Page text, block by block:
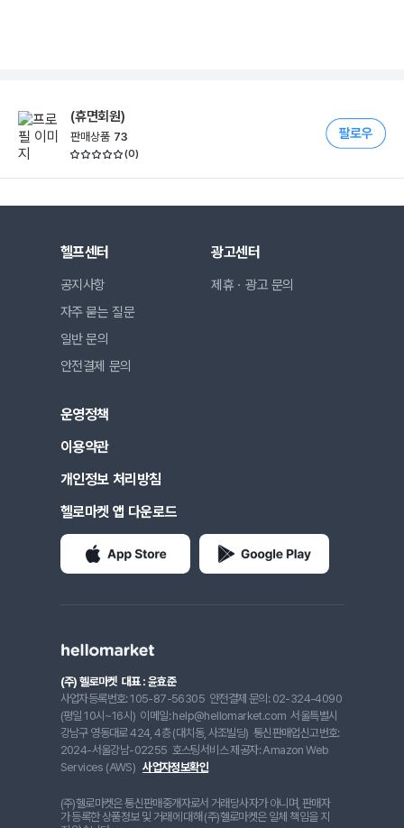
(휴면회원)
판매상품 73
(0)
헬프센터
공지사항
자주 묻는 질문
일반 문의
안전결제 문의
광고센터
제휴ㆍ광고 문의
운영정책
이용약관
개인정보 처리방침
헬로마켓 앱 다운로드
(주) 헬로마켓 대표 : 윤효준
사업자등록번호: 105-87-56305 안전결제 문의: 02-324-4090
(평일 10시~16시) 이메일: help@hellomarket.com 서울특별시
강남구 영동대로 424, 4층 (대치동, 사조빌딩) 통신판매업신고번호:
2024-서울강남-02255 호스팅서비스 제공자: Amazon Web
Services (AWS) 사업자정보확인
(주)헬로마켓은 통신판매중개자로서 거래당사자가 아니며, 판매자
가 등록한 상품정보 및 거래에 대해 (주)헬로마켓은 일체 책임을 지